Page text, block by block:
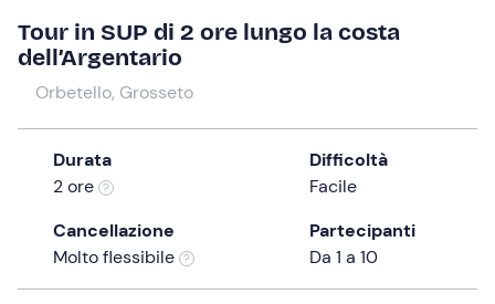
and
select
date.
Press
question
get
Tour in SUP di 2 ore lungo la costa
dell’Argentario
Orbetello, Grosseto
Durata
2 ore
Difficoltà
Facile
Cancellazione
Molto flessibile
Partecipanti
Da 1 a 10